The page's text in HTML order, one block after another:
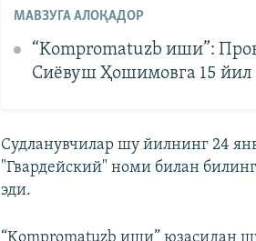
МАВЗУГА АЛОҚАДОР
“Kompromаtuzb иши”:
Сиёвуш Ҳошимовга 15 йил
Судланувчилар шу йилнинг 24
"Гвардейский" номи билан
эди.